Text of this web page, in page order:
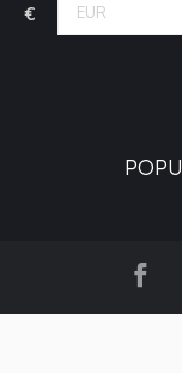
€